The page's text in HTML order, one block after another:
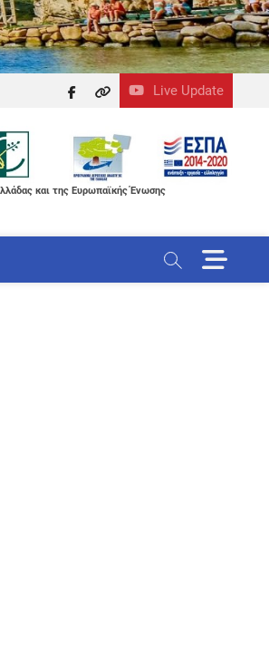
Live Update
facebook
themefreesia
και της Ευρωπαϊκής Ένωσης
M
e
n